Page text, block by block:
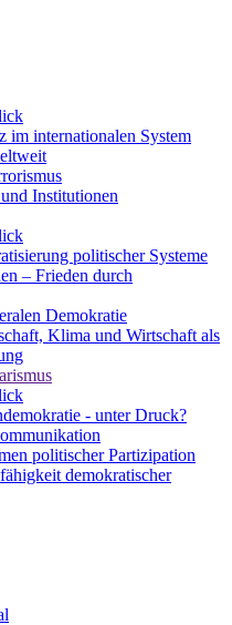
im internationalen System
Institutionen
politischer Systeme
– Frieden durch
Demokratie
Klima und Wirtschaft als
- unter Druck?
politischer Partizipation
demokratischer